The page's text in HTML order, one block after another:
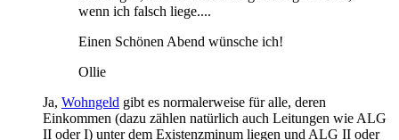
wenn ich falsch liege....
Einen Schönen Abend wünsche ich!
Ollie
Ja, Wohngeld gibt es normalerweise für alle, deren
Einkommen (dazu zählen natürlich auch Leitungen wie ALG
II oder I) unter dem Existenzminum liegen und ALG II oder